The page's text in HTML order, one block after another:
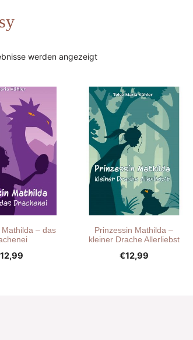
werden angezeigt
Mathilda – das
12,99
Prinzessin Mathilda –
kleiner Drache Allerliebst
€12,99